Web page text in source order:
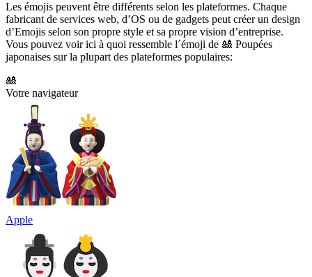
Les émojis peuvent être différents selon les plateformes. Chaque
fabricant de services web, d’OS ou de gadgets peut créer un design
d’Emojis selon son propre style et sa propre vision d’entreprise.
Vous pouvez voir ici à quoi ressemble l´émoji de 🎎 Poupées
japonaises sur la plupart des plateformes populaires:
🎎
Votre navigateur
Apple